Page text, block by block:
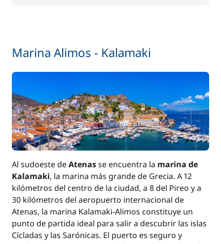
Marina Alimos - Kalamaki
Al sudoeste deAtenasse encuentra la marina de
Kalamaki, la marina más grande de Grecia. A 12
kilómetros del centro de la ciudad, a 8 del Pireo y a
30 kilómetros del aeropuerto internacional de
Atenas, la marina Kalamaki-Alimos constituye un
punto de partida ideal para salir a descubrir las islas
Cícladas y las Sarónicas. El puerto es seguro y